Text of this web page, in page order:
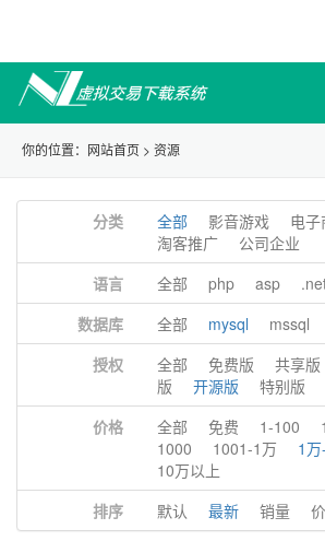
你的位置： 网站首页 > 资源
分类 全部 影音游戏 电
淘客推广
公司企业
语言
全部 php asp
数据库
全部 mysql mssql
授权
全部 免费版 共享版
版
开源版
特别版
价格
全部 免费 1-100
1000
1001-1万 1
10万以上
排序
默认 最新 销量